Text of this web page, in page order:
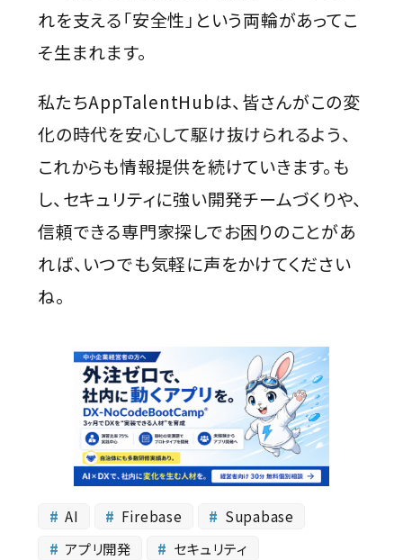
れを支える「安全性」という両輪があってこ
そ生まれます。
私たちAppTalentHubは、皆さんがこの変
化の時代を安心して駆け抜けられるよう、
これからも情報提供を続けていきます。も
し、セキュリティに強い開発チームづくりや、
信頼できる専門家探しでお困りのことがあ
れば、いつでも気軽に声をかけてください
ね。
AI Firebase
Supabase
アプリ開発
セキュリティ